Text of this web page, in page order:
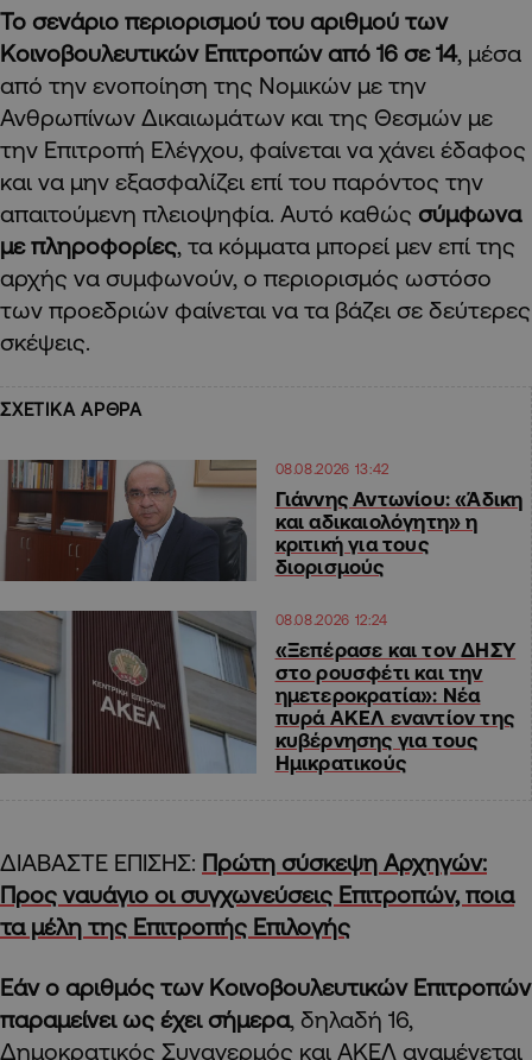
Το σενάριο περιορισμού του αριθμού των
Κοινοβουλευτικών Επιτροπών από 16 σε 14, μέσα
από την ενοποίηση της Νομικών με την
Ανθρωπίνων Δικαιωμάτων και της Θεσμών με
την Επιτροπή Ελέγχου, φαίνεται να χάνει έδαφος
και να μην εξασφαλίζει επί του παρόντος την
απαιτούμενη πλειοψηφία. Αυτό καθώς σύμφωνα
με πληροφορίες, τα κόμματα μπορεί μεν επί της
αρχής να συμφωνούν, ο περιορισμός ωστόσο
των προεδριών φαίνεται να τα βάζει σε δεύτερες
σκέψεις.
ΣΧΕΤΙΚΑ ΑΡΘΡΑ
08.08.2026 13:42
Γιάννης Αντωνίου: «Άδικη
και αδικαιολόγητη» η
κριτική για τους
διορισμούς
08.08.2026 12:24
«Ξεπέρασε και τον ΔΗΣΥ
στο ρουσφέτι και την
ημετεροκρατία»: Νέα
πυρά ΑΚΕΛ εναντίον της
κυβέρνησης για τους
Ημικρατικούς
ΔΙΑΒΑΣΤΕ ΕΠΙΣΗΣ: Πρώτη σύσκεψη Αρχηγών:
Προς ναυάγιο οι συγχωνεύσεις Επιτροπών, ποια
τα μέλη της Επιτροπής Επιλογής
Εάν ο αριθμός των Κοινοβουλευτικών Επιτροπών
παραμείνει ως έχει σήμερα, δηλαδή 16,
Δημοκρατικός Συναγερμός και ΑΚΕΛ αναμένεται